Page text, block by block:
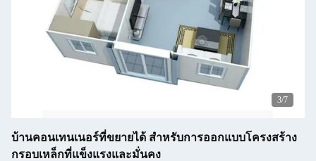
4/7
บ้านคอนเทนเนอร์ที่ขยายได้ สําหรับการออกแบบโครงสร้าง
กรอบเหล็กที่แข็งแรงและมั่นคง